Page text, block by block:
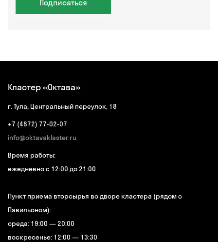
Подписаться
Кластер «Октава»
г. Тула, Центральный переулок, 18
+7 (4872) 77-02-07
info@oktavaklaster.ru
Время работы:
ежедневно с 12:00 до 21:00
Пункт приема вторсырья во дворе кластера (рядом с
Павильоном):
среда: 19:00 — 20:00
воскресенье: 12:00 — 13:30